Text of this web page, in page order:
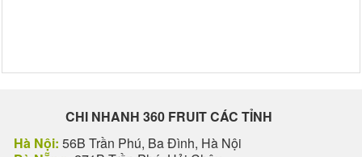
CHI NHANH 360 FRUIT CÁC TỈNH
Hà Nội: 56B Trần Phú, Ba Đình, Hà Nội